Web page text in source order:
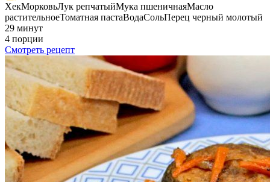
ХекМорковьЛук репчатыйМука пшеничнаяМасло
растительноеТоматная пастаВодаСольПерец черный молотый
29 минут
4 порции
Смотреть рецепт